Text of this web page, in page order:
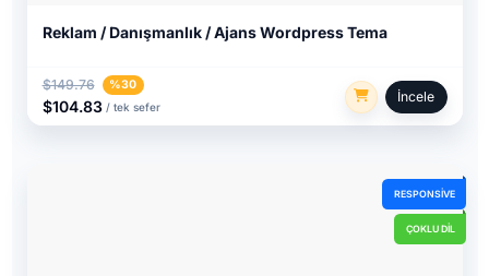
Reklam / Danışmanlık / Ajans Wordpress Tema
$149.76 %30
$104.83 / tek sefer
İncele
RESPONSIVE
ÇOKLU DIL